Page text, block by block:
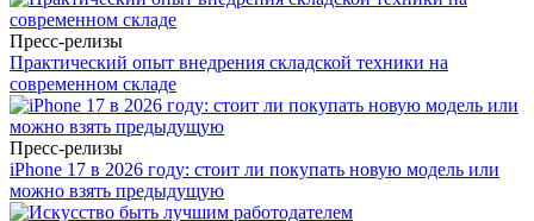
Пресс-релизы
Практический опыт внедрения складской техники на
современном складе
Пресс-релизы
iPhone 17 в 2026 году: стоит ли покупать новую модель или
можно взять предыдущую